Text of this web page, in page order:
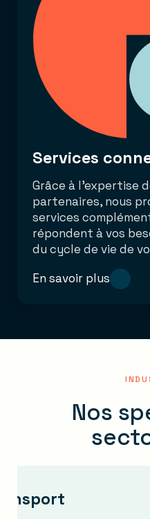
Services
Grâce à l’expertise
partenaires, nous
services
répondent à vos
du cycle de vie de
En savoir plus
Nos